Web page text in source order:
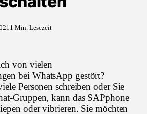
1 Min. Lesezeit
von vielen
bei WhatsApp gestört?
Personen schreiben oder Sie
Gruppen, kann das SAPphone
oder vibrieren. Sie möchten